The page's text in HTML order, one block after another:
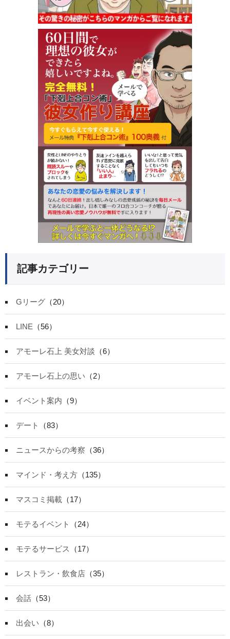
記事カテゴリー
Gリーグ （20）
LINE （56）
アモーレ石上 美女対談 （6）
アモーレ石上の思い （2）
イベント案内 （9）
デート （83）
ニュースからの考察 （36）
マインド・考え方 （135）
マスコミ掲載 （17）
モテるイベント （24）
モテるサービス （17）
レストラン・飲食店 （35）
会話 （53）
出会い （8）